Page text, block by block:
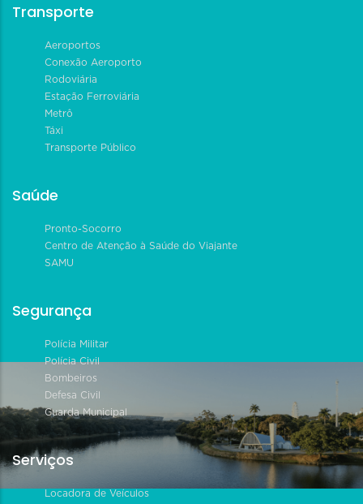
Transporte
Aeroportos
Conexão Aeroporto
Rodoviária
Estação Ferroviária
Metrô
Táxi
Transporte Público
Saúde
Pronto-Socorro
Centro de Atenção à Saúde do Viajante
SAMU
Segurança
Polícia Militar
Polícia Civil
Bombeiros
Defesa Civil
Guarda Municipal
Serviços
Locadora de Veículos